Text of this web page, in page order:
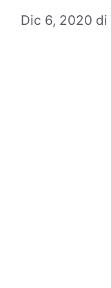
Dic 6, 2020 di